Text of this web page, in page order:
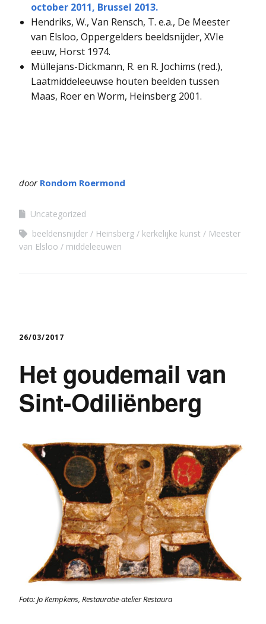
october 2011, Brussel 2013.
Hendriks, W., Van Rensch, T. e.a., De Meester
van Elsloo, Oppergelders beeldsnijder, XVIe
eeuw, Horst 1974.
Müllejans-Dickmann, R. en R. Jochims (red.),
Laatmiddeleeuwse houten beelden tussen
Maas, Roer en Worm, Heinsberg 2001.
door Rondom Roermond
Uncategorized
beeldensnijder
Heinsberg kerkelijke kunst
Meester
van Elsloo
middeleeuwen
26/03/2017
Het goudemail van
Sint-Odiliënberg
Foto: Jo Kempkens, Restauratie-atelier Restaura